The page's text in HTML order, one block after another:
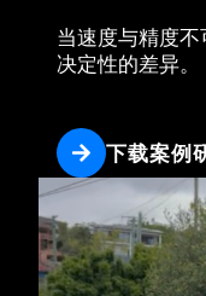
当速度与精度
决定性的差异。
下载案例